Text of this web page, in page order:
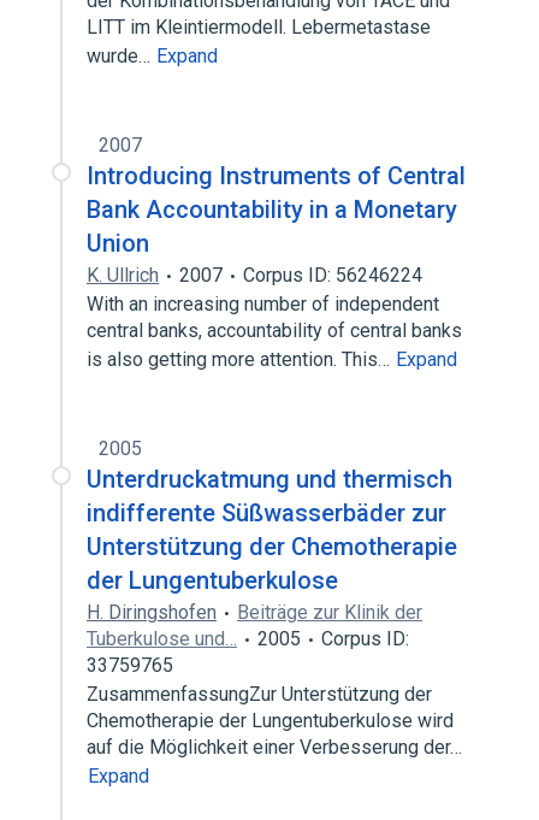
LITT im Kleintiermodell. Lebermetastase
wurde… Expand
2007
Introducing Instruments of Central
Bank Accountability in a Monetary
Union
K. Ullrich 2007
Corpus ID: 56246224
With an increasing number of independent
central banks, accountability of central banks
is also getting more attention. This… Expand
2005
Unterdruckatmung und thermisch
indifferente Süßwasserbäder zur
Unterstützung der Chemotherapie
der Lungentuberkulose
H. Diringshofen
Beiträge zur Klinik der
Tuberkulose und…
2005
Corpus ID:
33759765
ZusammenfassungZur Unterstützung der
Chemotherapie der Lungentuberkulose wird
auf die Möglichkeit einer Verbesserung der…
Expand